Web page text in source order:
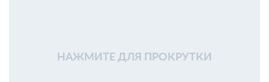
НАЖМИТЕ ДЛЯ ПРОКРУТКИ